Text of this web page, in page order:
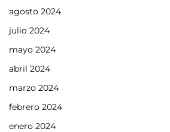
agosto 2024
julio 2024
mayo 2024
abril 2024
marzo 2024
febrero 2024
enero 2024